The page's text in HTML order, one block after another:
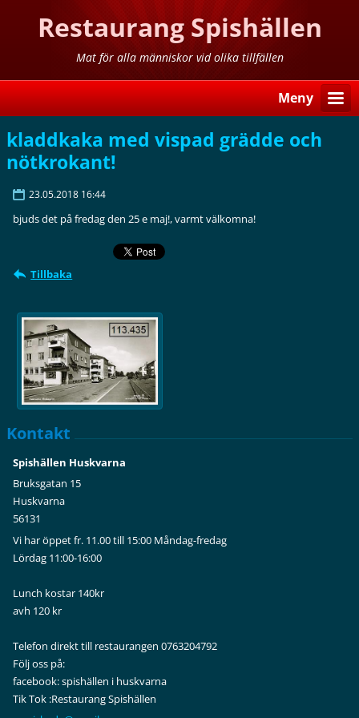
Restaurang Spishällen
Mat för alla människor vid olika tillfällen
Meny
kladdkaka med vispad grädde och
nötkrokant!
23.05.2018 16:44
bjuds det på fredag den 25 e maj!, varmt välkomna!
Tillbaka
Kontakt
Spishällen Huskvarna
Bruksgatan 15
Huskvarna
56131
Vi har öppet fr. 11.00 till 15:00 Måndag-fredag
Lördag 11:00-16:00
Lunch kostar 140kr
avh 120 kr
Telefon direkt till restaurangen 0763204792
Följ oss på:
facebook: spishällen i huskvarna
Tik Tok :Restaurang Spishällen